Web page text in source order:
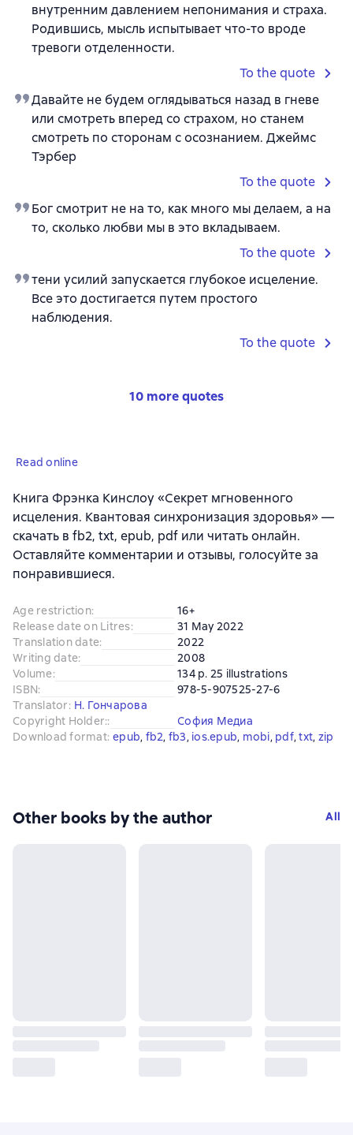
внутренним давлением непонимания и страха.
Родившись, мысль испытывает что-то вроде
тревоги отделенности.
To the quote
Давайте не будем оглядываться назад в гневе
или смотреть вперед со страхом, но станем
смотреть по сторонам с осознанием. Джеймс
Тэрбер
To the quote
Бог смотрит не на то, как много мы делаем, а на
то, сколько любви мы в это вкладываем.
To the quote
тени усилий запускается глубокое исцеление.
Все это достигается путем простого
наблюдения.
To the quote
10 more quotes
Read online
Книга Фрэнка Кинслоу «Секрет мгновенного
исцеления. Квантовая синхронизация здоровья» —
скачать в fb2, txt, epub, pdf или читать онлайн.
Оставляйте комментарии и отзывы, голосуйте за
понравившиеся.
Age restriction:
16+
Release date on Litres:
31 May 2022
Translation date:
2022
Writing date:
2008
Volume:
134 p. 25 illustrations
ISBN:
978-5-907525-27-6
Translator: Н. Гончарова
Copyright Holder::
София Медиа
Download format: epub, fb2, fb3, ios.epub, mobi, pdf, txt, zip
Other books by the author All